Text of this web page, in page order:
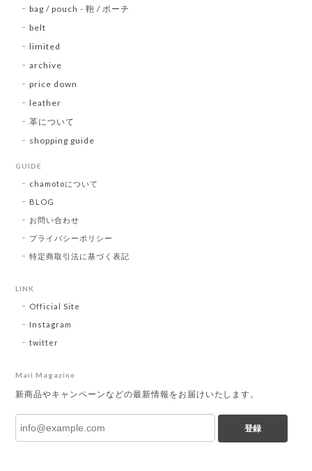
bag / pouch - 鞄 / ポーチ
belt
limited
archive
price down
leather
革について
shopping guide
GUIDE
chamotoについて
BLOG
お問い合わせ
プライバシーポリシー
特定商取引法に基づく表記
LINK
Official Site
Instagram
twitter
Mail Magazine
新商品やキャンペーンなどの最新情報をお届けいたします。
登録